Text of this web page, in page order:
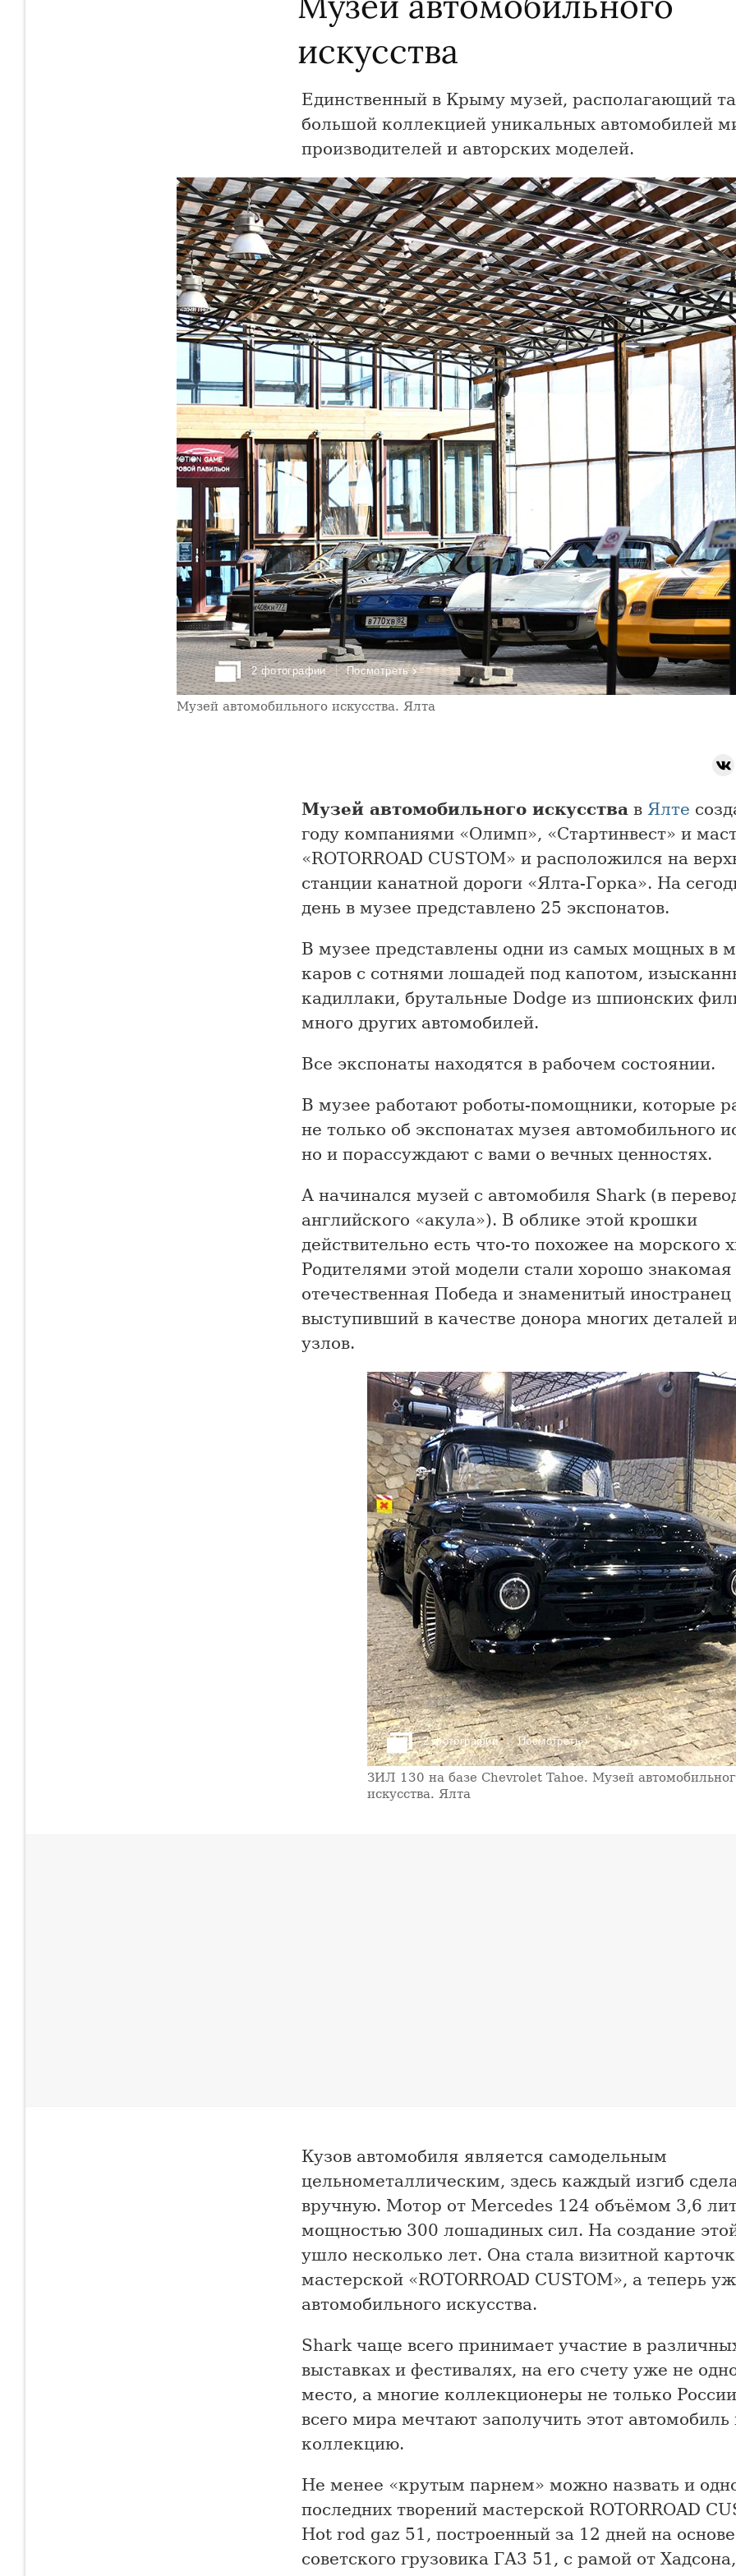
искусства
Единственный в Крыму музей, располагающий
большой коллекцией уникальных автомобилей
производителей и авторских моделей.
2 фотографии Посмотреть ›
Музей автомобильного искусства. Ялта
Музей автомобильного искусства в Ялте
году компаниями «Олимп», «Стартинвест» и
«ROTORROAD CUSTOM» и расположился на
станции канатной дороги «Ялта-Горка». На
день в музее представлено 25 экспонатов.
В музее представлены одни из самых мощных в
каров с сотнями лошадей под капотом,
кадиллаки, брутальные Dodge из шпионских
много других автомобилей.
Все экспонаты находятся в рабочем состоянии.
В музее работают роботы-помощники, которые
не только об экспонатах музея автомобильного
но и порассуждают с вами о вечных ценностях.
А начинался музей с автомобиля Shark (в
английского «акула»). В облике этой крошки
действительно есть что-то похожее на морского
Родителями этой модели стали хорошо знакомая
отечественная Победа и знаменитый
выступивший в качестве донора многих деталей
узлов.
2 фотографии Посмотреть ›
ЗИЛ 130 на базе Chevrolet Tahoe. Музей
искусства. Ялта
Кузов автомобиля является самодельным
цельнометаллическим, здесь каждый изгиб
вручную. Мотор от Mercedes 124 объёмом 3,6
мощностью 300 лошадиных сил. На создание
ушло несколько лет. Она стала визитной
мастерской «ROTORROAD CUSTOM», а теперь
автомобильного искусства.
Shark чаще всего принимает участие в
выставках и фестивалях, на его счету уже не
место, а многие коллекционеры не только
всего мира мечтают заполучить этот автомобиль
коллекцию.
Не менее «крутым парнем» можно назвать и
последних творений мастерской ROTORROAD
Hot rod gaz 51, построенный за 12 дней на основе
советского грузовика ГА3 51, с рамой от